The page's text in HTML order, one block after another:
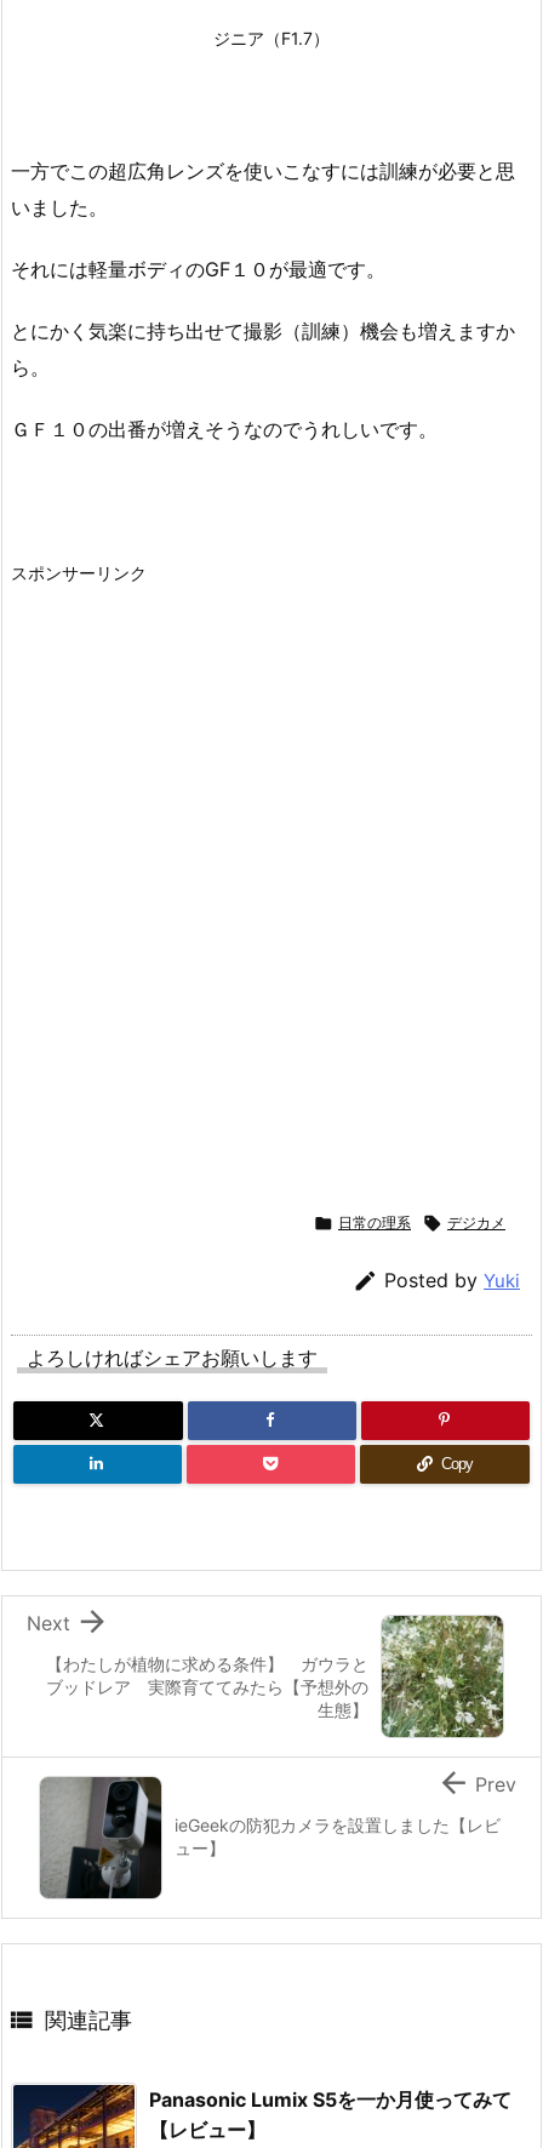
ジニア（F1.7）
一方でこの超広角レンズを使いこなすには訓練が必要と思
いました。
それには軽量ボディのGF１０が最適です。
とにかく気楽に持ち出せて撮影（訓練）機会も増えますか
ら。
ＧＦ１０の出番が増えそうなのでうれしいです。
スポンサーリンク
 日常の理系  デジカメ
 Posted by Yuki
よろしければシェアお願いします
Copy
【わたしが植物に求める条件】 ガウラと
ブッドレア 実際育ててみたら【予想外の
生態】

Next
ieGeekの防犯カメラを設置しました【レビ
ュー】
 Prev
 関連記事
Panasonic Lumix S5を一か月使ってみて
【レビュー】